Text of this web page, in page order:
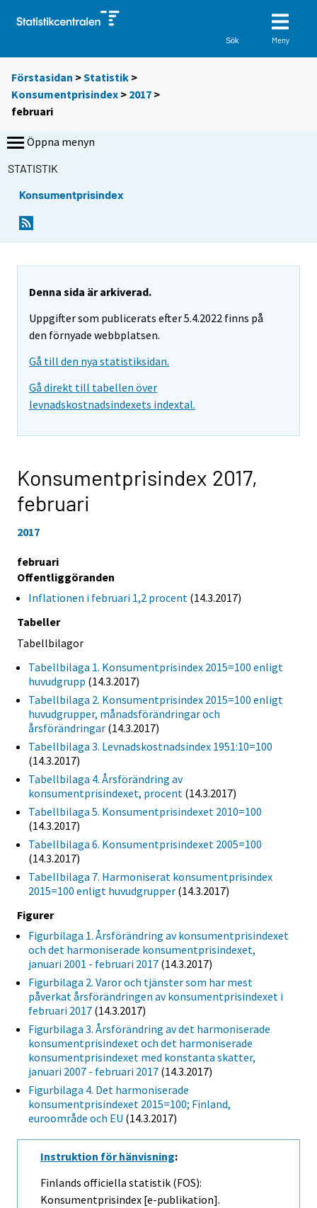
Sök Meny
Förstasidan >Statistik >
Konsumentprisindex > 2017 >
februari
Öppna menyn
STATISTIK
Konsumentprisindex
Denna sida är arkiverad.
Uppgifter som publicerats efter 5.4.2022 finns på
den förnyade webbplatsen.
Gå till den nya statistiksidan.
Gå direkt till tabellen över
levnadskostnadsindexets indextal.
Konsumentprisindex 2017,
februari
2017
februari
Offentliggöranden
Inflationen i februari 1,2 procent (14.3.2017)
Tabeller
Tabellbilagor
Tabellbilaga 1. Konsumentprisindex 2015=100 enligt
huvudgrupp (14.3.2017)
Tabellbilaga 2. Konsumentprisindex 2015=100 enligt
huvudgrupper, månadsförändringar och
årsförändringar (14.3.2017)
Tabellbilaga 3. Levnadskostnadsindex 1951:10=100
(14.3.2017)
Tabellbilaga 4. Årsförändring av
konsumentprisindexet, procent (14.3.2017)
Tabellbilaga 5. Konsumentprisindexet 2010=100
(14.3.2017)
Tabellbilaga 6. Konsumentprisindexet 2005=100
(14.3.2017)
Tabellbilaga 7. Harmoniserat konsumentprisindex
2015=100 enligt huvudgrupper (14.3.2017)
Figurer
Figurbilaga 1. Årsförändring av konsumentprisindexet
och det harmoniserade konsumentprisindexet,
januari 2001 - februari 2017 (14.3.2017)
Figurbilaga 2. Varor och tjänster som har mest
påverkat årsförändringen av konsumentprisindexet i
februari 2017 (14.3.2017)
Figurbilaga 3. Årsförändring av det harmoniserade
konsumentprisindexet och det harmoniserade
konsumentprisindexet med konstanta skatter,
januari 2007 - februari 2017 (14.3.2017)
Figurbilaga 4. Det harmoniserade
konsumentprisindexet 2015=100; Finland,
euroområde och EU (14.3.2017)
Instruktion för hänvisning:
Finlands officiella statistik (FOS):
Konsumentprisindex [e-publikation].